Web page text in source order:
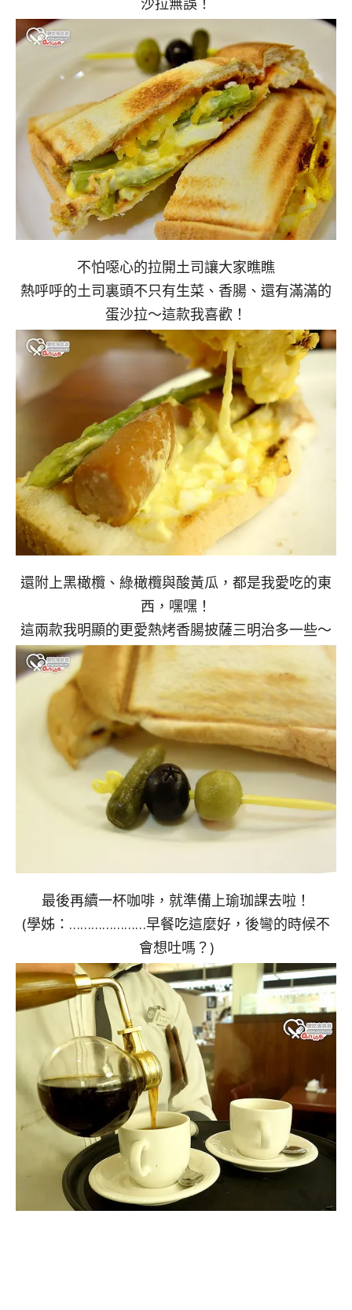
不怕噁心的拉開土司讓大家瞧瞧
熱呼呼的土司裏頭不只有生菜、香腸、還有滿滿的
蛋沙拉～這款我喜歡！
還附上黑橄欖、綠橄欖與酸黃瓜，都是我愛吃的東
西，嘿嘿！
這兩款我明顯的更愛熱烤香腸披薩三明治多一些～
最後再續一杯咖啡，就準備上瑜珈課去啦！
(學姊：…………………早餐吃這麼好，後彎的時候不
會想吐嗎？)